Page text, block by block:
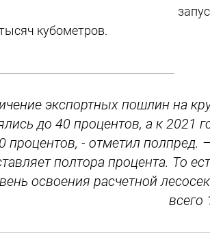
кубометров.
экспортных пошлин на
до 40 процентов, а к 2021
процентов, - отметил полпред.
полтора процента. То
освоения расчетной
всего